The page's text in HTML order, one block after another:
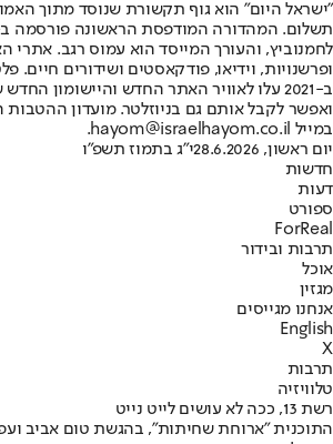
"ישראל היום" הוא גוף תקשורת שנוסד מתוך
ופרשנויות, וידיאו, פודקאסטים ושידורים חיים.
ב-2021 עלו לאוויר האתר החדש
ואפשר לקבל אותם גם בניוזלטר. מועדון
במייל hayom@israelhayom.co.il.
יום ראשון, 28.6.2026
י"ג בתמוז תשפ"ו
חדשות
דעות
ספורט
ForReal
תרבות ובידור
אוכל
מגזין
אנחנו מגייסים
English
X
תרבות
טלוויזיה
רשת 13, ככה לא עושים לייט נייט
התוכנית "ארוחת שחיתות", בהגשת טום אביב